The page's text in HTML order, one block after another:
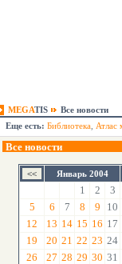
MEGATIS
Все новости
Еще есть: Библиотека Атлас
Все новости
Январь 2004
1 2 3
5
6 7 8 9 10
12
13 14 15 16 17
19
20 21 22 23 24
26
27 28 29 30 31